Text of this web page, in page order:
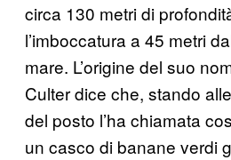
circa 130 metri di
l’imboccatura a 45 metri
mare. L’origine del suo
Culter dice che, stando
del posto l’ha chiamata
un casco di banane verdi